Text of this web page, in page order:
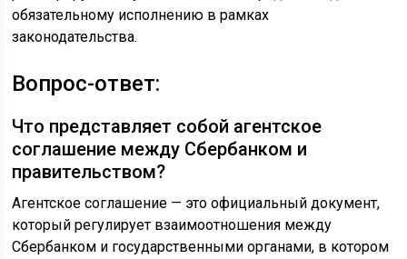
обязательному исполнению в рамках
законодательства.
Вопрос-ответ:
Что представляет собой агентское
соглашение между Сбербанком и
правительством?
Агентское соглашение — это официальный документ,
который регулирует взаимоотношения между
Сбербанком и государственными органами, в котором